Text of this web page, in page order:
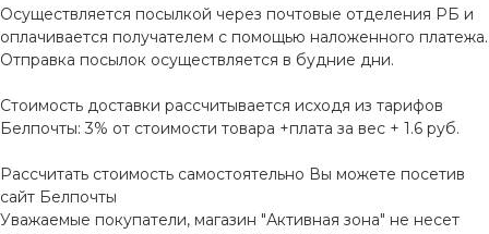
Осуществляется посылкой через почтовые отделения РБ и
оплачивается получателем с помощью наложенного платежа.
Отправка посылок осуществляется в будние дни.
Стоимость доставки рассчитывается исходя из тарифов
Белпочты: 3% от стоимости товара +плата за вес + 1.6 руб.
Рассчитать стоимость самостоятельно Вы можете посетив
сайт Белпочты
Уважаемые покупатели, магазин "Активная зона" не несет